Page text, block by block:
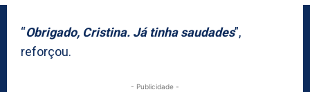
“Obrigado, Cristina. Já tinha saudades”,
reforçou.
- Publicidade -